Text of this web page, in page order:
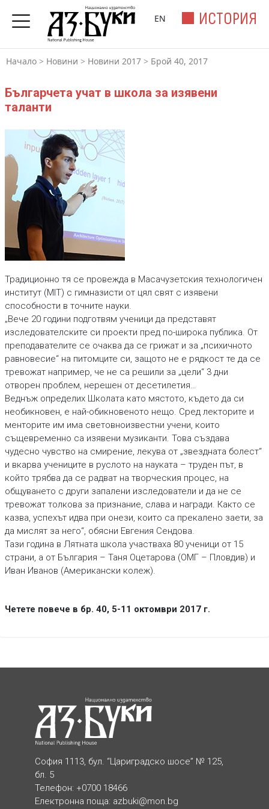
ИСТОРИЯ
EN
Начало > Новини > Новини 2017 > Брой 40, 2017
Българчета учат в школа за изявени
таланти
Традиционно тя се провежда в Масачузетския технологичен
институт (MIT) с гимназисти от цял свят с изявени
способности в точните науки.
„Вече 20 години подготвям ученици да представят
изследователските си проекти пред по-широка публика. От
преподавателите се очаква да се грижат и за „психичното
равновесие“ на питомците си, защото не е рядкост те да се
тревожат например, че не са решили за „цели“ 3 дни
отворен проблем, нерешен от десетилетия…
Веднъж определих Школата като мястото, където да си
необикновен, е най-обикновеното нещо. Сред лекторите и
менторите им има световноизвестни учени, които
същевременно са изявени музиканти. Това създава
чудесно чувство на смирение, лекува от „звездната болест“
и вкарва учениците в руслото на науката – труден път, в
който трябва да се радват на творческия процес, на
общуването с други запалени изследователи и да не се
тревожат толкова за признание, слава и награди. Както се
казва, успехът идва при онези, които са прекалено заети, за
да мислят за него“, обясни Евгения Сендова.
Тази година в Лятната школа участваха 80 ученици от 15
страни, а от България – Таня Оцетарова (ОМГ – Пловдив) и
Иван Иванов (Американски колеж).
Четете повече в бр. 40, 5-11 октомври 2017 г.
София 1113, бул. “Цариградско шосе” № 125,
бл. 5
Телефон: +0700 18466
Електронна поща: azbuki@mon.bg